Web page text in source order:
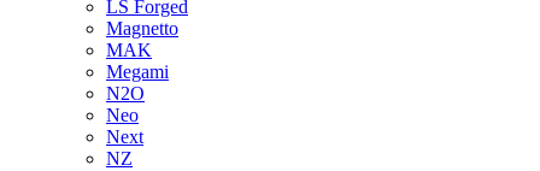
LS Forged
Magnetto
MAK
Megami
N2O
Neo
Next
NZ